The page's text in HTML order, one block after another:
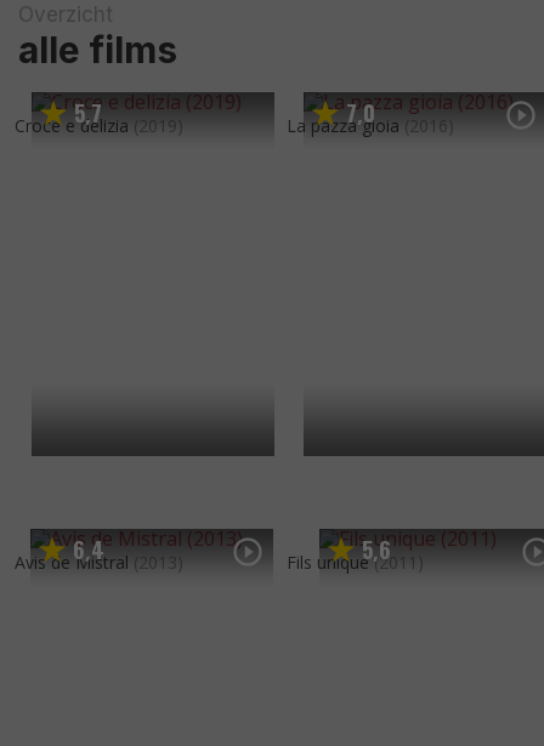
Overzicht
alle films
5,7
Croce e delizia (2019) 7,0
La pazza gioia (2016)
6,4
Avis de Mistral (2013) 5,6
Fils unique (2011)